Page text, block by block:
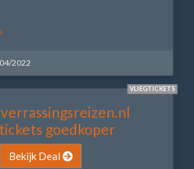
2022
VLIEGTICKETS
goedkoper
Bekijk Deal